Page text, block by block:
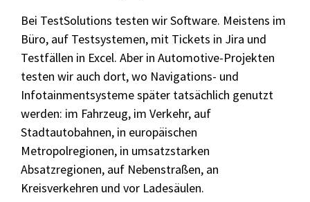
Xray Essentials
Xray für Administratoren
TestSolutions Originals
Bei TestSolutions testen wir Software. Meistens im
Büro, auf Testsystemen, mit Tickets in Jira und
Testfällen in Excel. Aber in Automotive-Projekten
testen wir auch dort, wo Navigations- und
Infotainmentsysteme später tatsächlich genutzt
werden: im Fahrzeug, im Verkehr, auf
Stadtautobahnen, in europäischen
Metropolregionen, in umsatzstarken
Absatzregionen, auf Nebenstraßen, an
Kreisverkehren und vor Ladesäulen.